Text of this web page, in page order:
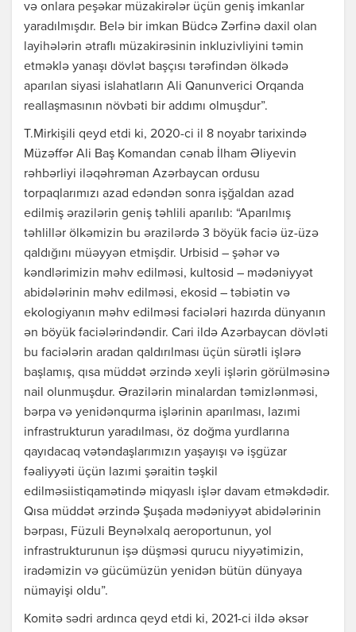
və onlara peşəkar müzakirələr üçün geniş imkanlar
yaradılmışdır. Belə bir imkan Büdcə Zərfinə daxil olan
layihələrin ətraflı müzakirəsinin inkluzivliyini təmin
etməklə yanaşı dövlət başçısı tərəfindən ölkədə
aparılan siyasi islahatların Ali Qanunverici Orqanda
reallaşmasının növbəti bir addımı olmuşdur”.
T.Mirkişili qeyd etdi ki, 2020-ci il 8 noyabr tarixində
Müzəffər Ali Baş Komandan cənab İlham Əliyevin
rəhbərliyi iləqəhrəman Azərbaycan ordusu
torpaqlarımızı azad edəndən sonra işğaldan azad
edilmiş ərazilərin geniş təhlili aparılıb: “Aparılmış
təhlillər ölkəmizin bu ərazilərdə 3 böyük faciə üz-üzə
qaldığını müəyyən etmişdir. Urbisid – şəhər və
kəndlərimizin məhv edilməsi, kultosid – mədəniyyət
abidələrinin məhv edilməsi, ekosid – təbiətin və
ekologiyanın məhv edilməsi faciələri hazırda dünyanın
ən böyük faciələrindəndir. Cari ildə Azərbaycan dövləti
bu faciələrin aradan qaldırılması üçün sürətli işlərə
başlamış, qısa müddət ərzində xeyli işlərin görülməsinə
nail olunmuşdur. Ərazilərin minalardan təmizlənməsi,
bərpa və yenidənqurma işlərinin aparılması, lazımi
infrastrukturun yaradılması, öz doğma yurdlarına
qayıdacaq vətəndaşlarımızın yaşayışı və işgüzar
fəaliyyəti üçün lazımi şəraitin təşkil
edilməsiistiqamətində miqyaslı işlər davam etməkdədir.
Qısa müddət ərzində Şuşada mədəniyyət abidələrinin
bərpası, Füzuli Beynəlxalq aeroportunun, yol
infrastrukturunun işə düşməsi qurucu niyyətimizin,
iradəmizin və gücümüzün yenidən bütün dünyaya
nümayişi oldu”.
Komitə sədri ardınca qeyd etdi ki, 2021-ci ildə əksər